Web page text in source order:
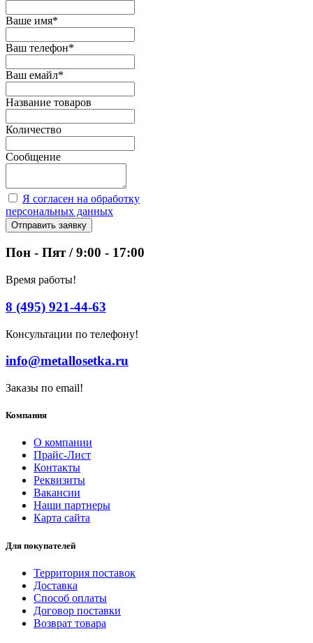
Ваше имя*
Ваш телефон*
Ваш емайл*
Название товаров
Количество
Сообщение
Я согласен на обработку
персональных данных
Отправить заявку
Пон - Пят / 9:00 - 17:00
Время работы!
8 (495) 921-44-63
Консультации по телефону!
info@metallosetka.ru
Заказы по email!
Компания
О компании
Прайс-Лист
Контакты
Реквизиты
Вакансии
Наши партнеры
Карта сайта
Для покупателей
Территория поставок
Доставка
Способ оплаты
Договор поставки
Возврат товара